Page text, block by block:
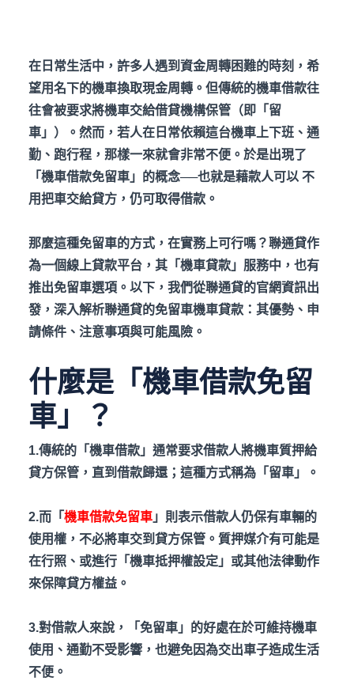
在日常生活中，許多人遇到資金周轉困難的時刻，希
望用名下的機車換取現金周轉。但傳統的機車借款往
往會被要求將機車交給借貸機構保管（即「留
車」）。然而，若人在日常依賴這台機車上下班、通
勤、跑行程，那樣一來就會非常不便。於是出現了
「機車借款免留車」的概念──也就是藉款人可以 不
用把車交給貸方，仍可取得借款。
那麼這種免留車的方式，在實務上可行嗎？聯通貸作
為一個線上貸款平台，其「機車貸款」服務中，也有
推出免留車選項。以下，我們從聯通貸的官網資訊出
發，深入解析聯通貸的免留車機車貸款：其優勢、申
請條件、注意事項與可能風險。
什麼是「機車借款免留
車」？
1.傳統的「機車借款」通常要求借款人將機車質押給
貸方保管，直到借款歸還；這種方式稱為「留車」。
2.而「機車借款免留車 」則表示借款人仍保有車輛的
使用權，不必將車交到貸方保管。質押媒介有可能是
在行照、或進行「機車抵押權設定」或其他法律動作
來保障貸方權益。
3.對借款人來說，「免留車」的好處在於可維持機車
使用、通勤不受影響，也避免因為交出車子造成生活
不便。